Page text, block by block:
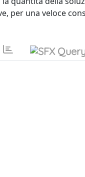
per una veloce